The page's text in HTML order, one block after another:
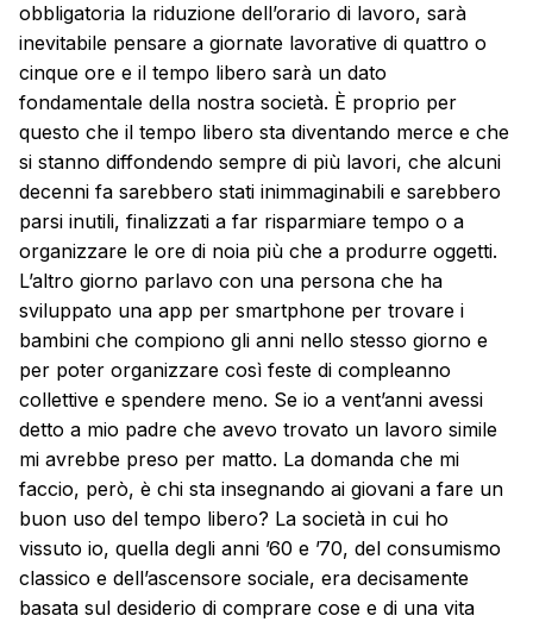
obbligatoria la riduzione dell’orario di lavoro, sarà
inevitabile pensare a giornate lavorative di quattro o
cinque ore e il tempo libero sarà un dato
fondamentale della nostra società. È proprio per
questo che il tempo libero sta diventando merce e che
si stanno diffondendo sempre di più lavori, che alcuni
decenni fa sarebbero stati inimmaginabili e sarebbero
parsi inutili, finalizzati a far risparmiare tempo o a
organizzare le ore di noia più che a produrre oggetti.
L’altro giorno parlavo con una persona che ha
sviluppato una app per smartphone per trovare i
bambini che compiono gli anni nello stesso giorno e
per poter organizzare così feste di compleanno
collettive e spendere meno. Se io a vent’anni avessi
detto a mio padre che avevo trovato un lavoro simile
mi avrebbe preso per matto. La domanda che mi
faccio, però, è chi sta insegnando ai giovani a fare un
buon uso del tempo libero? La società in cui ho
vissuto io, quella degli anni ’60 e ’70, del consumismo
classico e dell’ascensore sociale, era decisamente
basata sul desiderio di comprare cose e di una vita